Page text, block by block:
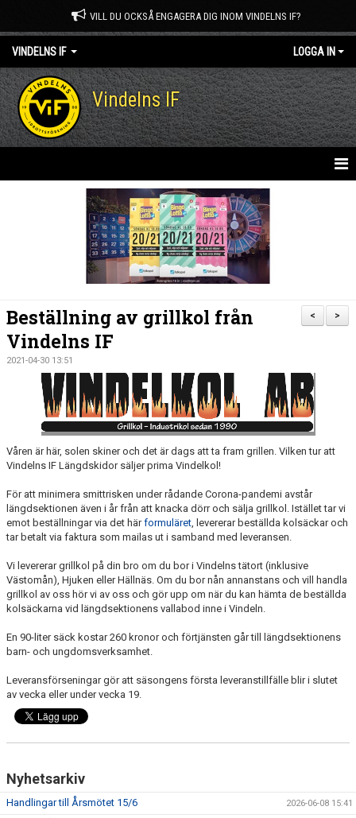
VILL DU OCKSÅ ENGAGERA DIG INOM VINDELNS IF?
VINDELNS IF LOGGA IN
Vindelns IF
MEDLEM I VINDELNS IF
TOA- & HUSHÅLLSPAPPERSFÖRSÄLJNING
KALENDER
DOKUMENT
VÅRA LAG
MATCHER
KLÄPPASPÅRET
KANSLISERVICE - DIGITAL BETALNING AV AVGIFTER
FRAMTIDSFONDEN
FRITIDSKORTET
>
<
Beställning av grillkol från
Vindelns IF
2021-04-30 13:51
Våren är här, solen skiner och det är dags att ta fram grillen. Vilken tur att
Vindelns IF Längdskidor säljer prima Vindelkol!
För att minimera smittrisken under rådande Corona-pandemi avstår
längdsektionen även i år från att knacka dörr och sälja grillkol. Istället tar vi
emot beställningar via det härformuläret, levererar beställda kolsäckar och
tar betalt via faktura som mailas ut i samband med leveransen.
Vi levererar grillkol på din bro om du bor i Vindelns tätort (inklusive
Västomån), Hjuken eller Hällnäs. Om du bor nån annanstans och vill handla
grillkol av oss hör vi av oss och gör upp om när du kan hämta de beställda
kolsäckarna vid längdsektionens vallabod inne i Vindeln.
En 90-liter säck kostar 260 kronor och förtjänsten går till längdsektionens
barn- och ungdomsverksamhet.
Leveransförseningar gör att säsongens första leveranstillfälle blir i slutet
av vecka eller under vecka 19.
Nyhetsarkiv
Handlingar till Årsmötet 15/6 2026-06-08 15:41